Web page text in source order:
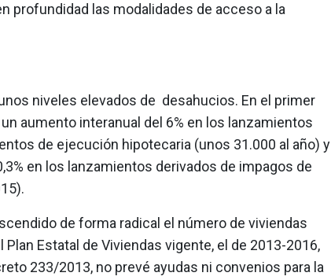
profundidad las modalidades de acceso a la
niveles elevados de desahucios. En el primer
aumento interanual del 6% en los lanzamientos
de ejecución hipotecaria (unos 31.000 al año) y
en los lanzamientos derivados de impagos de
de forma radical el número de viviendas
Estatal de Viviendas vigente, el de 2013-2016,
233/2013, no prevé ayudas ni convenios para la